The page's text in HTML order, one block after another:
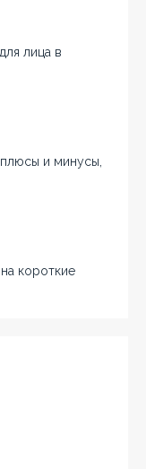
лица в
и минусы,
короткие